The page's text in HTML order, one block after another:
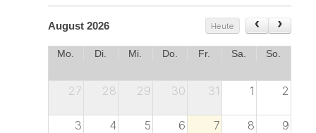
August 2026 Heute
Mo. Di. Mi. Do. Fr. Sa. So.
27 28 29 30 31 1 2
3 4 5 6 7 8 9